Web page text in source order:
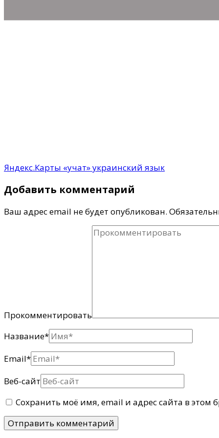
Яндекс.Карты «учат» украинский язык
Добавить комментарий
Ваш адрес email не будет опубликован.
Прокомментировать
Название*
Email*
Веб-сайт
Сохранить моё имя, email и адрес сайта в